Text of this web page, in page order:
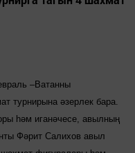
–Ватанны
турнирына әзерлек бара.
һәм иганәчесе, авылның
Фәрит Салихов авыл